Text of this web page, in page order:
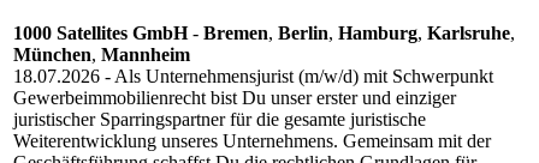
1000 Satellites GmbH- Bremen, Berlin, Hamburg, Karlsruhe,
München, Mannheim
18.07.2026 - Als Unternehmensjurist (m/w/d) mit Schwerpunkt
Gewerbeimmobilienrecht bist Du unser erster und einziger
juristischer Sparringspartner für die gesamte juristische
Weiterentwicklung unseres Unternehmens. Gemeinsam mit der